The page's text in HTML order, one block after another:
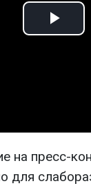
Play
на пресс-
для